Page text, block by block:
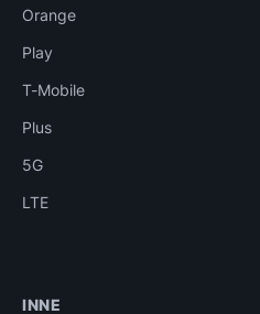
Orange
Play
T-Mobile
Plus
5G
LTE
INNE